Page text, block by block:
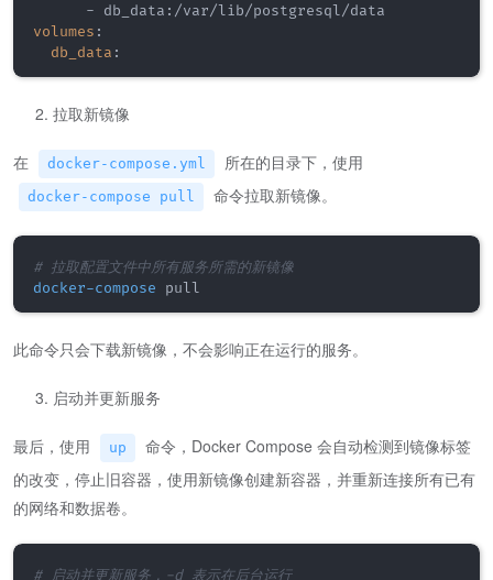
- db_data :
volumes :
db_data :
拉取新镜像
在 docker-compose.yml 所在的目录下，使用
docker-compose pull 命令拉取新镜像。
# 拉取配置文件中所有服务所需的新镜像
docker-compose
此命令只会下载新镜像，不会影响正在运行的服务。
启动并更新服务
最后，使用 up
命令，Docker Compose 会自动检测到镜像标签
的改变，停止旧容器，使用新镜像创建新容器，并重新连接所有已有
的网络和数据卷。
# 启动并更新服务，-d 表示在后台运行